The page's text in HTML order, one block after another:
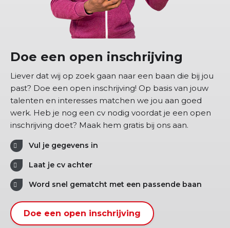
Doe een open inschrijving
Liever dat wij op zoek gaan naar een baan die bij jou
past? Doe een open inschrijving! Op basis van jouw
talenten en interesses matchen we jou aan goed
werk. Heb je nog een cv nodig voordat je een open
inschrijving doet? Maak hem gratis bij ons aan.
Vul je gegevens in
Laat je cv achter
Word snel gematcht met een passende baan
Doe een open inschrijving